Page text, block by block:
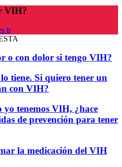
VIH?
ir
o con dolor si tengo VIH?
tiene. Si quiero tener un
con VIH?
tenemos VIH, ¿hace
de prevención para tener
la medicación del VIH